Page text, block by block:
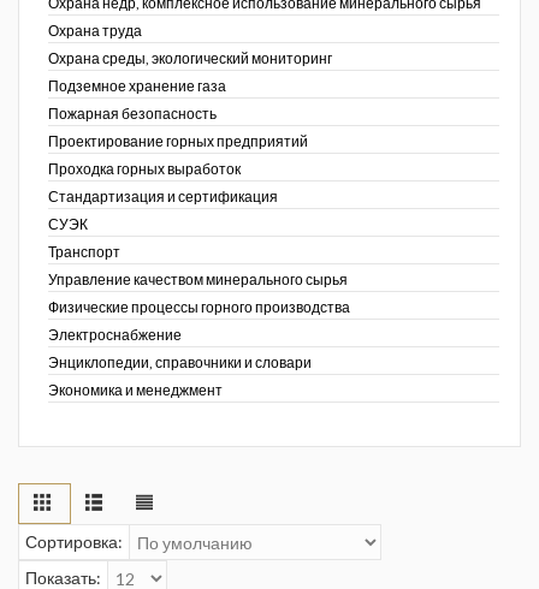
Охрана труда
Охрана среды, экологический мониторинг
Подземное хранение газа
Пожарная безопасность
Проектирование горных предприятий
Проходка горных выработок
Стандартизация и сертификация
СУЭК
Транспорт
Управление качеством минерального сырья
Физические процессы горного производства
Электроснабжение
Энциклопедии, справочники и словари
Экономика и менеджмент
Сортировка:
Показать: